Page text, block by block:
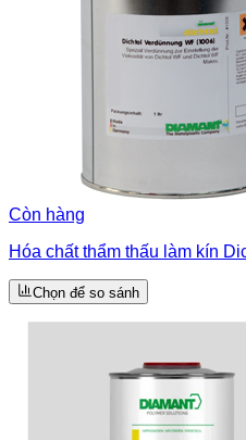
Còn hàng
Hóa chất thẩm thấu làm kín
Chọn để so sánh